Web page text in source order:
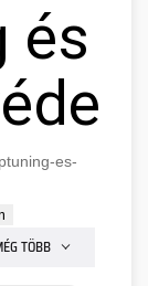
és
es-